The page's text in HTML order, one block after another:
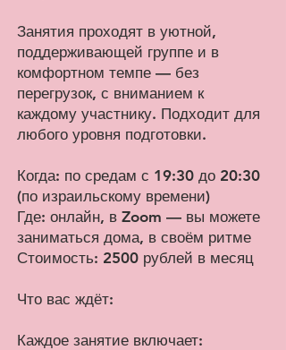
Занятия проходят в уютной,
поддерживающей группе и в
комфортном темпе — без
перегрузок, с вниманием к
каждому участнику. Подходит для
любого уровня подготовки.
Когда: по средам с 19:30 до 20:30
(по израильскому времени)
Где: онлайн, в Zoom — вы можете
заниматься дома, в своём ритме
Стоимость: 2500 рублей в месяц
Что вас ждёт:
Каждое занятие включает: